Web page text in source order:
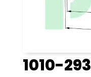
1010-293